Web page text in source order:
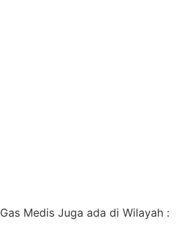
Gas Medis Juga ada di Wilayah :